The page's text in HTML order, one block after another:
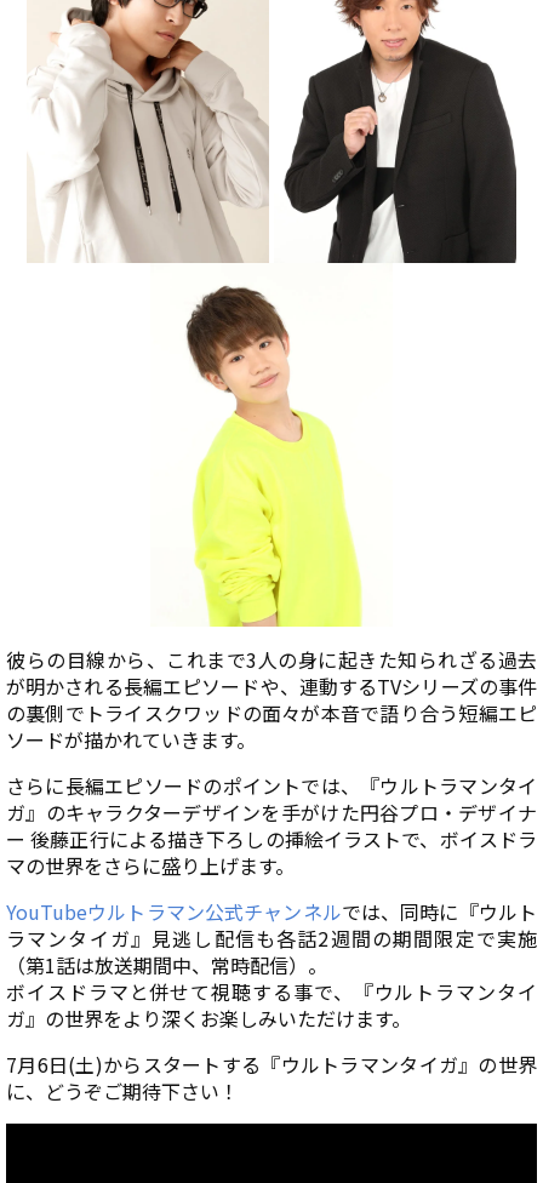
彼らの目線から、これまで3人の身に起きた知られざる過去
が明かされる長編エピソードや、連動するTVシリーズの事件
の裏側でトライスクワッドの面々が本音で語り合う短編エピ
ソードが描かれていきます。
さらに長編エピソードのポイントでは、『ウルトラマンタイ
ガ』のキャラクターデザインを手がけた円谷プロ・デザイナ
ー 後藤正行による描き下ろしの挿絵イラストで、ボイスドラ
マの世界をさらに盛り上げます。
YouTubeウルトラマン公式チャンネルでは、同時に『ウルト
ラマンタイガ』見逃し配信も各話2週間の期間限定で実施
（第1話は放送期間中、常時配信）。
ボイスドラマと併せて視聴する事で、『ウルトラマンタイ
ガ』の世界をより深くお楽しみいただけます。
7月6日(土)からスタートする『ウルトラマンタイガ』の世界
に、どうぞご期待下さい！